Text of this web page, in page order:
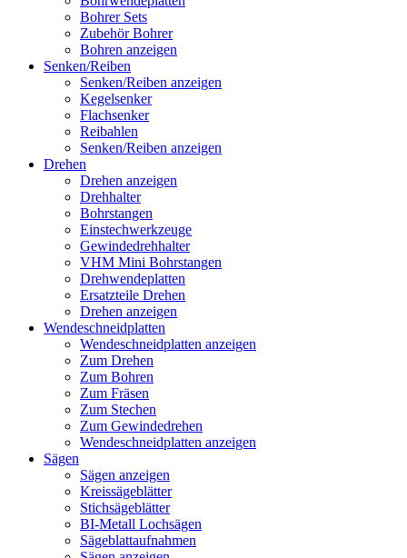
Bohrer Sets
Zubehör Bohrer
Bohren anzeigen
Senken/Reiben
Senken/Reiben anzeigen
Kegelsenker
Flachsenker
Reibahlen
Senken/Reiben anzeigen
Drehen
Drehen anzeigen
Drehhalter
Bohrstangen
Einstechwerkzeuge
Gewindedrehhalter
VHM Mini Bohrstangen
Drehwendeplatten
Ersatzteile Drehen
Drehen anzeigen
Wendeschneidplatten
Wendeschneidplatten anzeigen
Zum Drehen
Zum Bohren
Zum Fräsen
Zum Stechen
Zum Gewindedrehen
Wendeschneidplatten anzeigen
Sägen
Sägen anzeigen
Kreissägeblätter
Stichsägeblätter
BI-Metall Lochsägen
Sägeblattaufnahmen